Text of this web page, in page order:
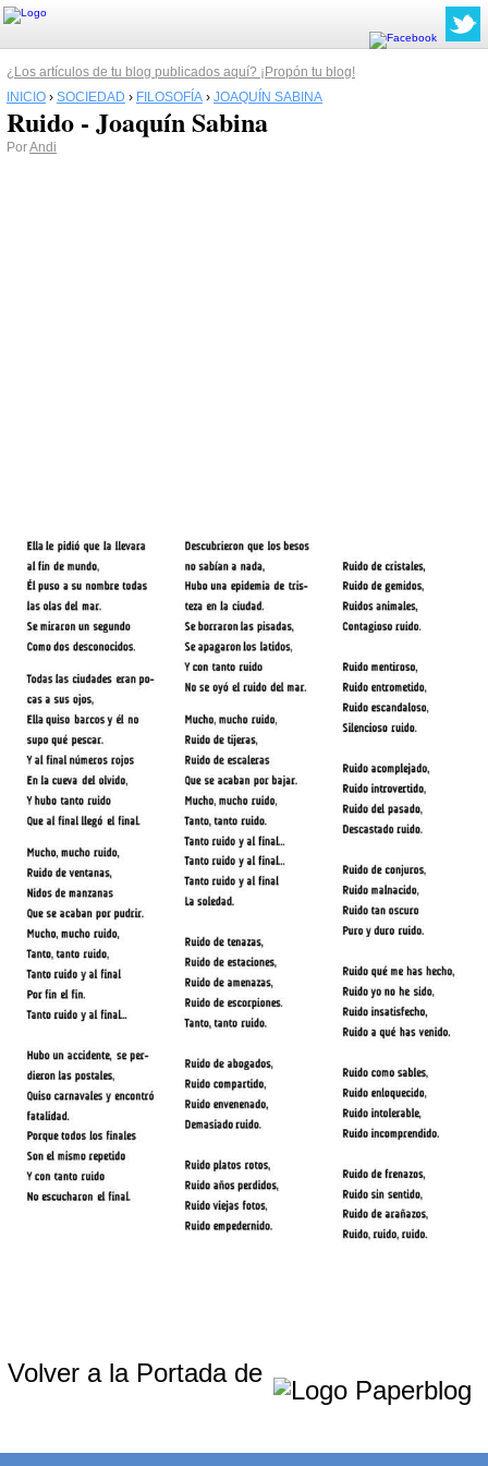
¿Los artículos de tu blog publicados aquí? ¡Propón tu blog!
INICIO › SOCIEDAD › FILOSOFÍA › JOAQUÍN SABINA
Ruido - Joaquín Sabina
PorAndi
Volver a la Portada de